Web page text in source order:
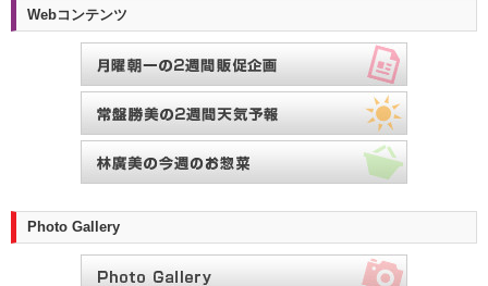
Webコンテンツ
Photo Gallery